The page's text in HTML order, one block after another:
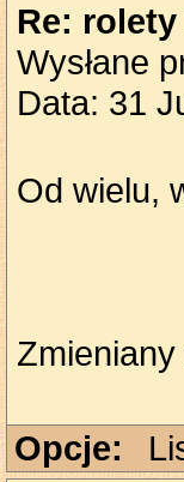
Re:
Wysłane
Data: 31
Od wielu,
Opcje: